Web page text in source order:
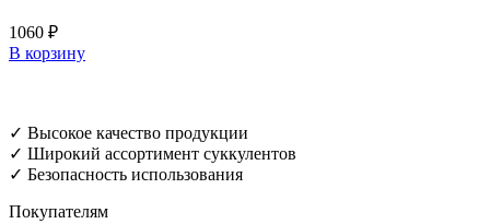
1060 ₽
В корзину
✓ Высокое качество продукции
✓ Широкий ассортимент суккулентов
✓ Безопасность использования
Покупателям